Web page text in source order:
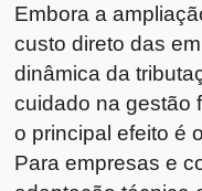
Embora a
custo direto das
dinâmica da
cuidado na gestão
o principal efeito é
Para empresas e